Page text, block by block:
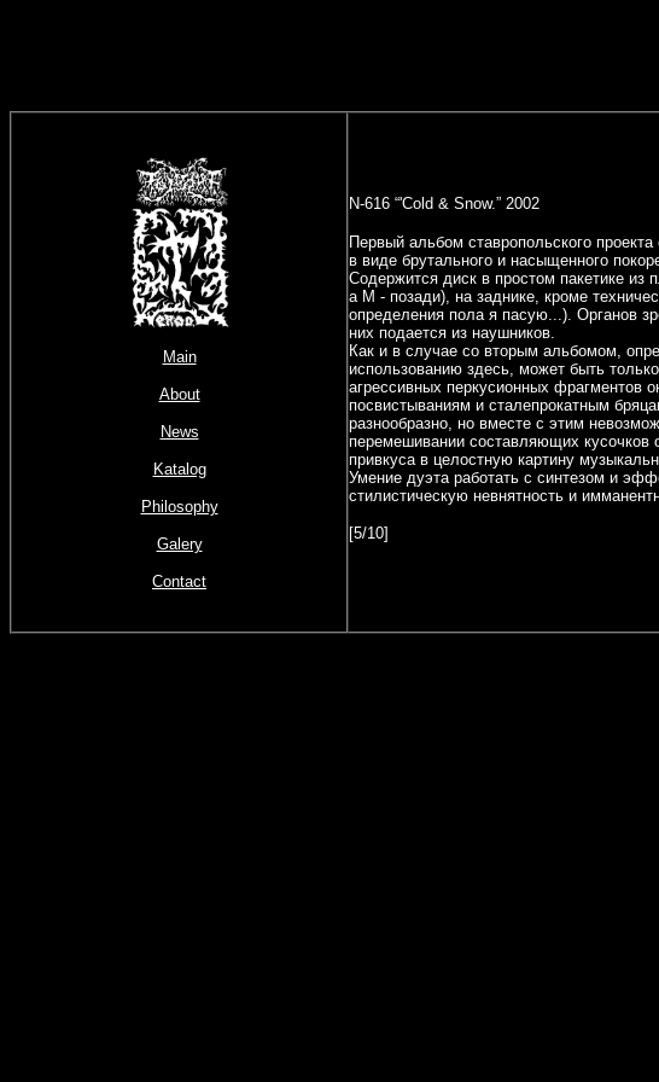
Main
About
News
Katalog
Philosophy
Galery
Contact
N-616 “'Cold & Snow.” 2002
Первый альбом ставропольского
в виде брутального и насыщенного
Содержится диск в простом пакетике
а М - позади), на заднике, кроме
определения пола я пасую...). Органов
них подается из наушников.
Как и в случае со вторым альбомом,
использованию здесь, может быть
агрессивных перкусионных фрагментов
посвистываниям и сталепрокатным
разнообразно, но вместе с этим
перемешивании составляющих кусочков
привкуса в целостную картину
Умение дуэта работать с синтезом и
стилистическую невнятность и
[5/10]